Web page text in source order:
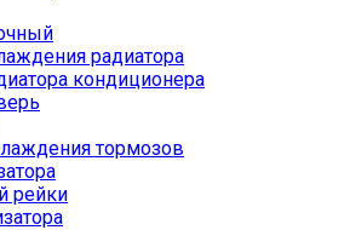
радиатора
кондиционера
тормозов
рейки